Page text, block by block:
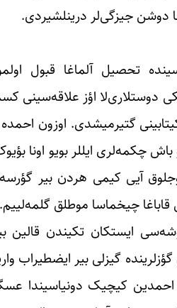
دوشن جیزگی‌لر درینلشیردی.
تحصیل آلماغا قبول
دوستلاری‌لا اؤز
گتیرمیشدی. اوزون
چکمه‌لری ایللر بویو اونا
آیی کیمی هردن بیر
چیخماسا موطلق
ایستکان تکیندن قالین
گیزلی بیر ایضطیراب
کیچیک دونیاسیندا